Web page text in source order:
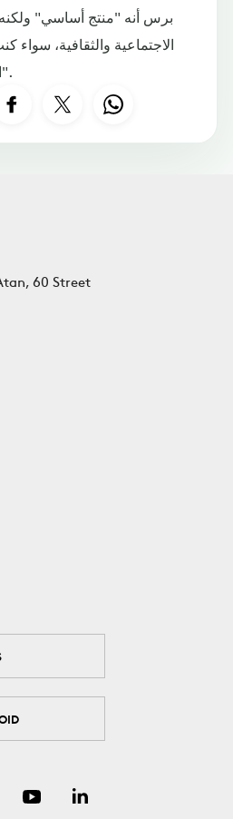
برس أنه "منتج أساسي"
الاجتماعية والثقافية، سواء
الجميع يأكل خبز الباغيت".
60 Street